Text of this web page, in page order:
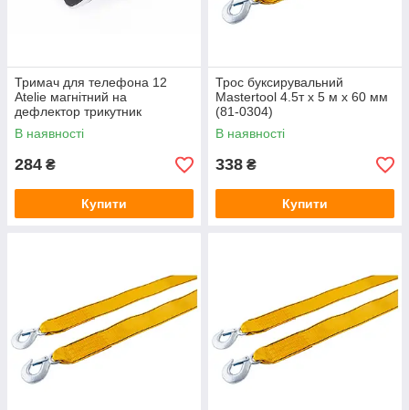
Тримач для телефона 12
Atelie магнітний на
дефлектор трикутник
(951845)
В наявності
284 ₴
Купити
Трос буксирувальний
Mastertool 4.5т x 5 м x 60 мм
(81-0304)
В наявності
338 ₴
Купити